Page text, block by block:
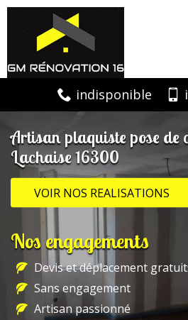
indisponible
Artisan plaquiste pose de
Lachaise 16300
VOIR NOS REALISATIONS
Nos engagements
Devis et déplacement
Sans engagement
Artisan passionné